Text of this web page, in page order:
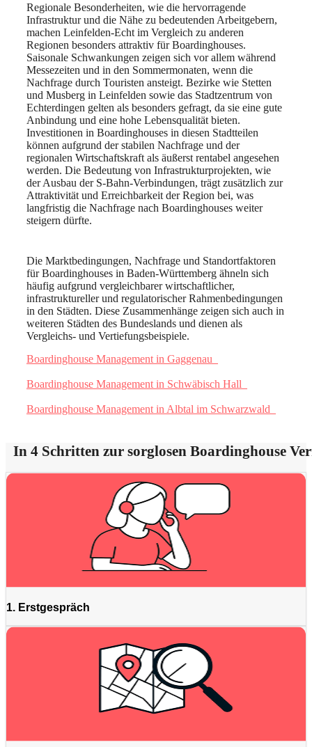
Regionale Besonderheiten, wie die hervorragende
Infrastruktur und die Nähe zu bedeutenden Arbeitgebern,
machen Leinfelden-Echt im Vergleich zu anderen
Regionen besonders attraktiv für Boardinghouses.
Saisonale Schwankungen zeigen sich vor allem während
Messezeiten und in den Sommermonaten, wenn die
Nachfrage durch Touristen ansteigt. Bezirke wie Stetten
und Musberg in Leinfelden sowie das Stadtzentrum von
Echterdingen gelten als besonders gefragt, da sie eine gute
Anbindung und eine hohe Lebensqualität bieten.
Investitionen in Boardinghouses in diesen Stadtteilen
können aufgrund der stabilen Nachfrage und der
regionalen Wirtschaftskraft als äußerst rentabel angesehen
werden. Die Bedeutung von Infrastrukturprojekten, wie
der Ausbau der S-Bahn-Verbindungen, trägt zusätzlich zur
Attraktivität und Erreichbarkeit der Region bei, was
langfristig die Nachfrage nach Boardinghouses weiter
steigern dürfte.
Die Marktbedingungen, Nachfrage und Standortfaktoren
für Boardinghouses in Baden-Württemberg ähneln sich
häufig aufgrund vergleichbarer wirtschaftlicher,
infrastruktureller und regulatorischer Rahmenbedingungen
in den Städten. Diese Zusammenhänge zeigen sich auch in
weiteren Städten des Bundeslands und dienen als
Vergleichs- und Vertiefungsbeispiele.
Boardinghouse Management in Gaggenau
Boardinghouse Management in Schwäbisch Hall
Boardinghouse Management in Albtal im Schwarzwald
In 4 Schritten zur sorglosen Boardinghouse
1. Erstgespräch